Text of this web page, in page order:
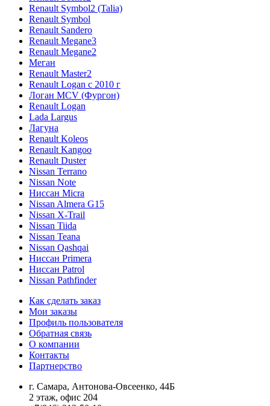
Renault Symbol2 (Talia)
Renault Symbol
Renault Sandero
Renault Megane3
Renault Megane2
Меган
Renault Master2
Renault Logan c 2010 г
Логан МСV (Фургон)
Renault Logan
Lada Largus
Лагуна
Renault Koleos
Renault Kangoo
Renault Duster
Nissan Terrano
Nissan Note
Ниссан Micra
Nissan Almera G15
Nissan X-Trail
Nissan Tiida
Nissan Teana
Nissan Qashqai
Ниссан Primera
Ниссан Patrol
Nissan Pathfinder
Как сделать заказ
Мои заказы
Профиль пользователя
Обратная связь
О компании
Контакты
Партнерство
г. Самара, Антонова-Овсеенко, 44Б
2 этаж, офис 204